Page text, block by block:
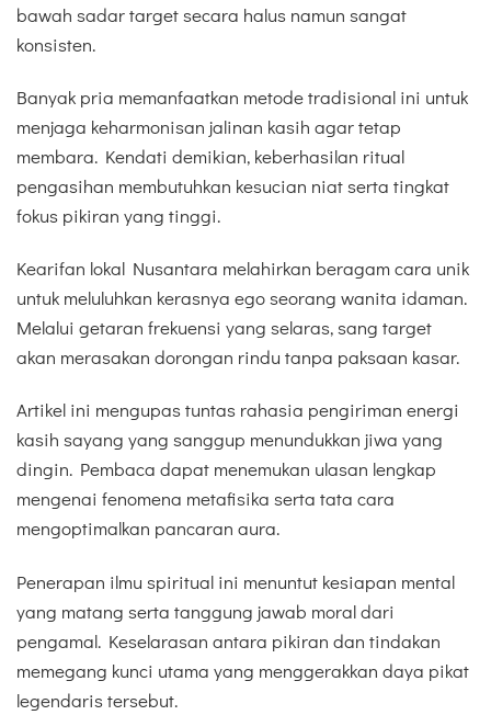
bawah sadar target secara halus namun sangat
konsisten.
Banyak pria memanfaatkan metode tradisional ini untuk
menjaga keharmonisan jalinan kasih agar tetap
membara. Kendati demikian, keberhasilan ritual
pengasihan membutuhkan kesucian niat serta tingkat
fokus pikiran yang tinggi.
Kearifan lokal Nusantara melahirkan beragam cara unik
untuk meluluhkan kerasnya ego seorang wanita idaman.
Melalui getaran frekuensi yang selaras, sang target
akan merasakan dorongan rindu tanpa paksaan kasar.
Artikel ini mengupas tuntas rahasia pengiriman energi
kasih sayang yang sanggup menundukkan jiwa yang
dingin. Pembaca dapat menemukan ulasan lengkap
mengenai fenomena metafisika serta tata cara
mengoptimalkan pancaran aura.
Penerapan ilmu spiritual ini menuntut kesiapan mental
yang matang serta tanggung jawab moral dari
pengamal. Keselarasan antara pikiran dan tindakan
memegang kunci utama yang menggerakkan daya pikat
legendaris tersebut.